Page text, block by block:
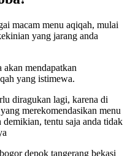
macam menu aqiqah, mulai
yang jarang anda
mendapatkan
yang istimewa.
diragukan lagi, karena di
merekomendasikan menu
tentu saja anda tidak